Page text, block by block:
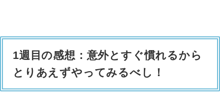
1週目の感想：意外とすぐ慣れるから
とりあえずやってみるべし！